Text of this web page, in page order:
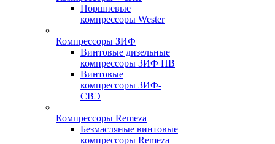
Поршневые
компрессоры Wester
Компрессоры ЗИФ
Винтовые дизельные
компрессоры ЗИФ ПВ
Винтовые
компрессоры ЗИФ-
СВЭ
Компрессоры Remeza
Безмасляные винтовые
компрессоры Remeza